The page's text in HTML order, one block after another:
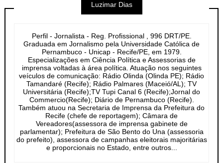
Luzimar Dias
Perfil - Jornalista - Reg. Profissional , 996 DRT/PE.
Graduada em Jornalismo pela Universidade Católica de
Pernambuco - Unicap - Recife/PE, em 1979.
Especializações em Ciência Política e Assessorias de
imprensa voltadas à área política. Atuação nos seguintes
veículos de comunicação: Rádio Olinda (Olinda PE); Rádio
Tamandaré (Recife); Rádio Palmares (Maceió/AL); TV
Universitária (Recife);TV Tupi Canal 6 (Recife);Jornal do
Commercio(Recife); Diário de Pernambuco (Recife).
Também atuou na Secretaria de Imprensa da Prefeitura do
Recife (chefe de reportagem); Câmara de
Vereadores(assessora de imprensa gabinete de
parlamentar); Prefeitura de São Bento do Una (assessoria
do prefeito), assessora de campanhas eleitorais majoritárias
e proporcionais no Estado, entre outros...